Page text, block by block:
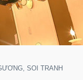
SOI TRANH